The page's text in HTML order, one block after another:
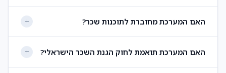
האם המערכת מחוברת לתוכנות שכר?
האם המערכת תואמת לחוק הגנת השכר הישראלי?